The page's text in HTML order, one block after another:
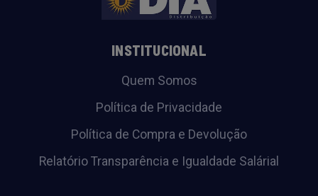
INSTITUCIONAL
Quem Somos
Política de Privacidade
Política de Compra e Devolução
Relatório Transparência e Igualdade Salárial